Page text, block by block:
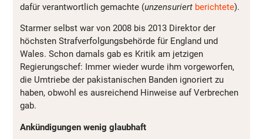
dafür verantwortlich gemachte (unzensuriert berichtete).
Starmer selbst war von 2008 bis 2013 Direktor der
höchsten Strafverfolgungsbehörde für England und
Wales. Schon damals gab es Kritik am jetzigen
Regierungschef: Immer wieder wurde ihm vorgeworfen,
die Umtriebe der pakistanischen Banden ignoriert zu
haben, obwohl es ausreichend Hinweise auf Verbrechen
gab.
Ankündigungen wenig glaubhaft